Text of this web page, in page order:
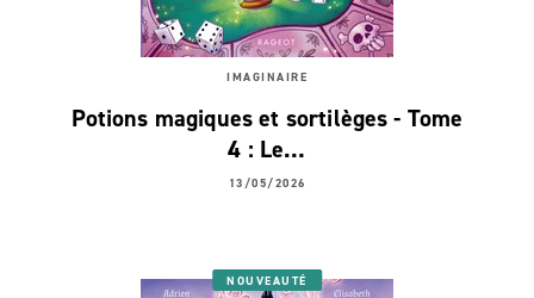
IMAGINAIRE
Potions magiques et sortilèges - Tome
4 : Le…
13/05/2026
NOUVEAUTÉ